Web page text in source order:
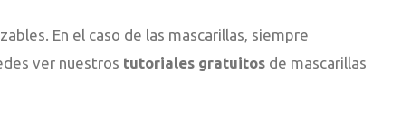
En el caso de las mascarillas, siempre
ver nuestros tutoriales gratuitos de mascarillas